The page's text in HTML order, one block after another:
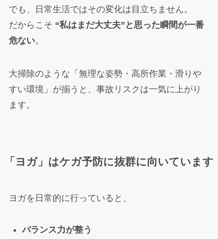
でも、日常生活ではその変化は目立ちません。
だからこそ “私はまだ大丈夫”と思った瞬間が一番
危ない。
大掃除のような「無理な姿勢・高所作業・滑りや
すい環境」が揃うと、事故リスクは一気に上がり
ます。
「ヨガ」はケガ予防に抜群に向いています
ヨガを日常的に行っていると、
バランス力が整う